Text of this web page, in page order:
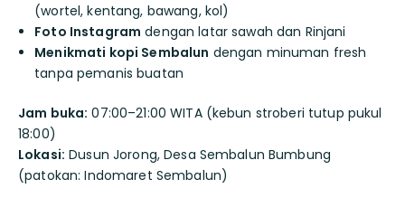
(wortel, kentang, bawang, kol)
Foto Instagram dengan latar sawah dan Rinjani
Menikmati kopi Sembalun dengan minuman fresh
tanpa pemanis buatan
Jam buka: 07:00–21:00 WITA (kebun stroberi tutup pukul
18:00)
Lokasi: Dusun Jorong, Desa Sembalun Bumbung
(patokan: Indomaret Sembalun)